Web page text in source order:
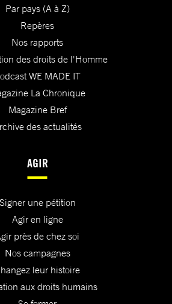
Par pays (A à Z)
Repères
Nos rapports
des droits de l'Homme
WE MADE IT
La Chronique
Magazine Bref
des actualités
AGIR
Signer une pétition
Agir en ligne
près de chez soi
Nos campagnes
leur histoire
aux droits humains